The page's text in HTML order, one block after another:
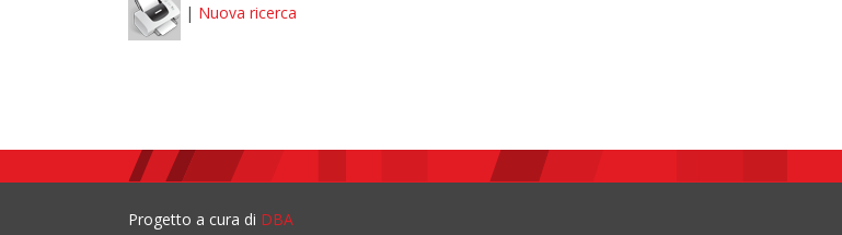
| Nuova ricerca
Progetto a cura di DBA